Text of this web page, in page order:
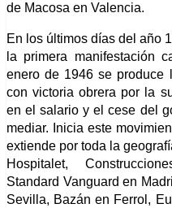
de Macosa en Valencia.
En los últimos días del año
la primera manifestación
enero de 1946 se produce
con victoria obrera por la
en el salario y el cese del
mediar. Inicia este
extiende por toda la
Hospitalet,
Standard Vanguard en
Sevilla, Bazán en Ferrol,